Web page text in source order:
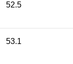
52.5
53.1